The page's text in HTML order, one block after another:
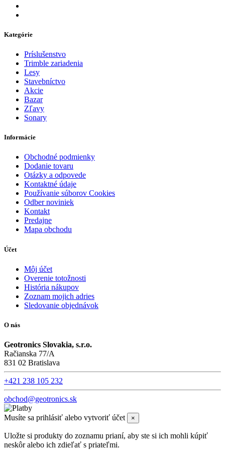
Kategórie
Príslušenstvo
Trimble zariadenia
Lesy
Stavebníctvo
Akcie
Bazar
Zľavy
Sonary
Informácie
Obchodné podmienky
Dodanie tovaru
Otázky a odpovede
Kontaktné údaje
Používanie súborov Cookies
Odber noviniek
Kontakt
Predajne
Mapa obchodu
Účet
Môj účet
Overenie totožnosti
História nákupov
Zoznam mojich adries
Sledovanie objednávok
O nás
Geotronics Slovakia, s.r.o.
Račianska 77/A
831 02 Bratislava
+421 238 105 232
obchod@geotronics.sk
Musíte sa prihlásiť alebo vytvoriť účet ×
Uložte si produkty do zoznamu prianí, aby ste si ich mohli kúpiť
neskôr alebo ich zdieľať s priateľmi.